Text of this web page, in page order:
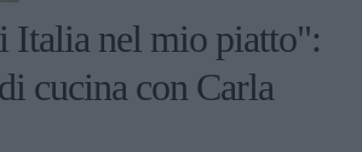
Italia nel mio piatto":
cucina con Carla